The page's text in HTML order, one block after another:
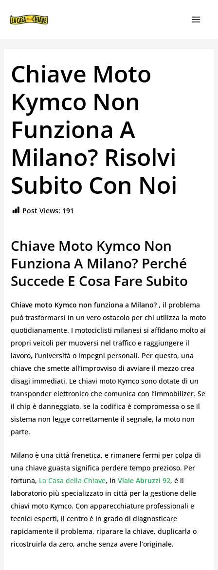
Chiave Moto
Kymco Non
Funziona A
Milano? Risolvi
Subito Con Noi
Post Views: 191
Chiave Moto Kymco Non
Funziona A Milano? Perché
Succede E Cosa Fare Subito
Chiave moto Kymco non funziona a Milano? , il problema
può trasformarsi in un vero ostacolo per chi utilizza la moto
quotidianamente. I motociclisti milanesi si affidano molto ai
propri veicoli per muoversi nel traffico e raggiungere il
lavoro, l’università o impegni personali. Per questo, una
chiave che smette all’improvviso di avviare il mezzo crea
disagi immediati. Le chiavi moto Kymco sono dotate di un
transponder elettronico che comunica con l’immobilizer. Se
il chip è danneggiato, se la codifica è compromessa o se il
sistema non legge correttamente il segnale, la moto non
parte.
Milano è una città frenetica, e rimanere fermi per colpa di
una chiave guasta significa perdere tempo prezioso. Per
fortuna, La Casa della Chiave, in Viale Abruzzi 92, è il
laboratorio più specializzato in città per la gestione delle
chiavi moto Kymco. Con apparecchiature professionali e
tecnici esperti, il centro è in grado di diagnosticare
rapidamente il problema, riparare la chiave, duplicarla o
ricostruirla da zero, anche senza avere l’originale.
ARTICOLI